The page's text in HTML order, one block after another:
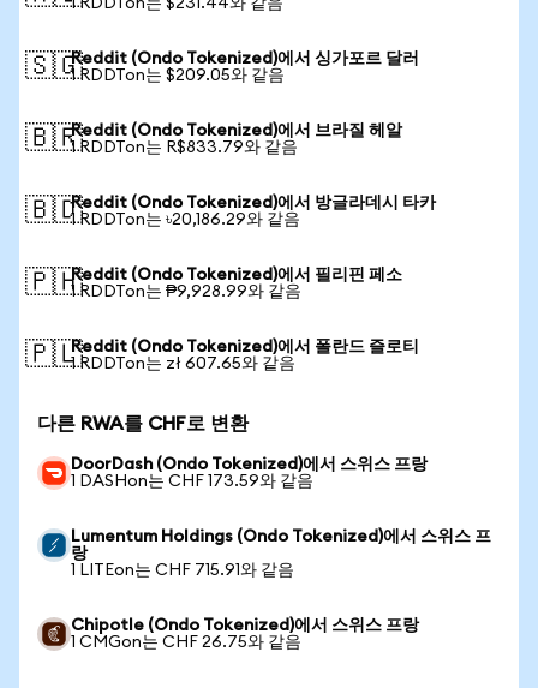
1 RDDTon는 $231.44와 같음
🇸🇬Reddit (Ondo Tokenized)에서 싱가포르 달러
1 RDDTon는 $209.05와 같음
🇧🇷Reddit (Ondo Tokenized)에서 브라질 헤알
1 RDDTon는 R$833.79와 같음
🇧🇩Reddit (Ondo Tokenized)에서 방글라데시 타카
1 RDDTon는 ৳20,186.29와 같음
🇵🇭Reddit (Ondo Tokenized)에서 필리핀 페소
1 RDDTon는 ₱9,928.99와 같음
🇵🇱Reddit (Ondo Tokenized)에서 폴란드 즐로티
1 RDDTon는 zł 607.65와 같음
다른 RWA를 CHF로 변환
DoorDash (Ondo Tokenized)에서 스위스 프랑
1 DASHon는 CHF 173.59와 같음
Lumentum Holdings (Ondo Tokenized)에서 스위스 프
랑
1 LITEon는 CHF 715.91와 같음
Chipotle (Ondo Tokenized)에서 스위스 프랑
1 CMGon는 CHF 26.75와 같음